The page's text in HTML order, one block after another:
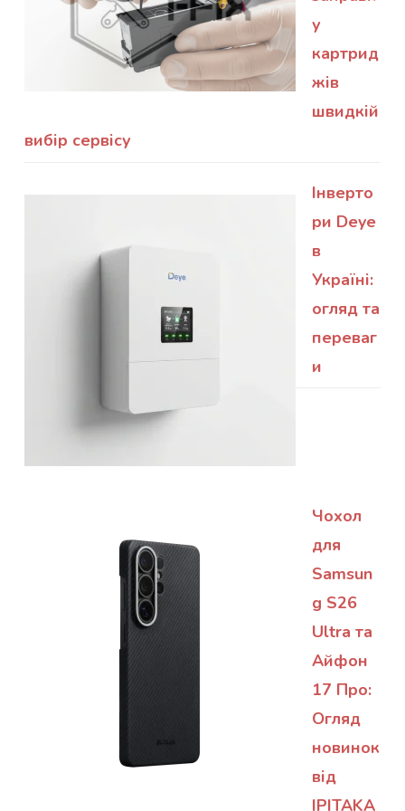
у
картрид
жів
швидкій
вибір сервісу
Інверто
ри Deye
в
Україні:
огляд та
переваг
и
Чохол
для
Samsun
g S26
Ultra та
Айфон
17 Про:
Огляд
новинок
від
IPITAKA